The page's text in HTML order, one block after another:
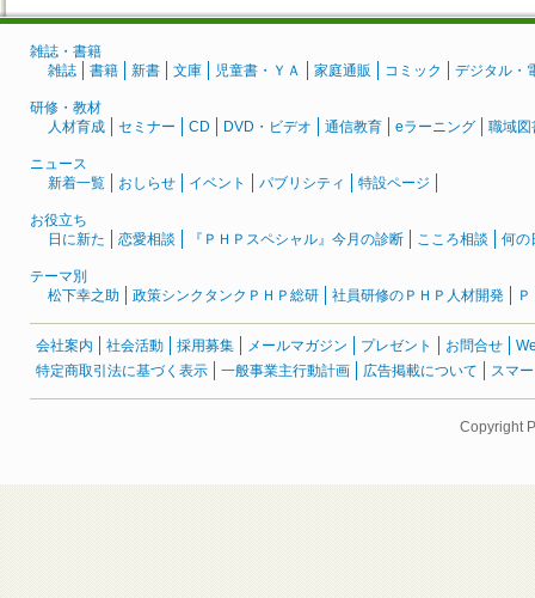
雑誌・書籍
雑誌
書籍 新書 文庫 児童書・ＹＡ 家庭通販 コミック デジタル・
研修・教材
人材育成
セミナー CD DVD・ビデオ 通信教育 eラーニング 職域図
ニュース
新着一覧
おしらせ イベント パブリシティ 特設ページ
お役立ち
日に新た
恋愛相談 『ＰＨＰスペシャル』今月の診断 こころ相談 何の
テーマ別
松下幸之助
政策シンクタンクＰＨＰ総研 社員研修のＰＨＰ人材開発
会社案内 社会活動 採用募集 メールマガジン プレゼント お問合せ
特定商取引法に基づく表示
一般事業主行動計画 広告掲載について スマ
Copyright